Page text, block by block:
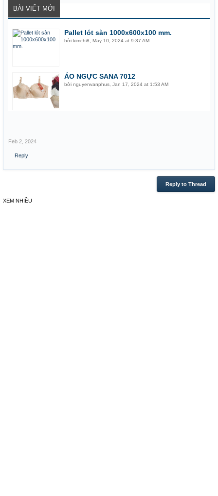
BÀI VIẾT MỚI
Pallet lót sàn 1000x600x100 mm.
bởikimchi8 ,May 10, 2024 at 9:37 AM
ÁO NGỰC SANA 7012
bởinguyenvanphus ,Jan 17, 2024 at 1:53 AM
Feb 2, 2024
Reply
Reply to Thread
XEM NHIỀU